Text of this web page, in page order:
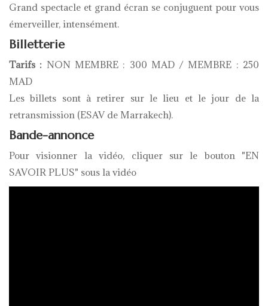
Grand spectacle et grand écran se conjuguent pour vous
émerveiller, intensément.
Billetterie
Tarifs : NON MEMBRE : 300 MAD / MEMBRE : 250
MAD
Les billets sont à retirer sur le lieu et le jour de la
retransmission (ESAV de Marrakech).
Bande-annonce
Pour visionner la vidéo, cliquer sur le bouton "EN
SAVOIR PLUS" sous la vidéo